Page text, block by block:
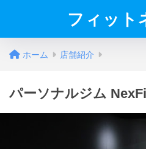
フィット
ホーム 店舗紹介
パーソナルジム